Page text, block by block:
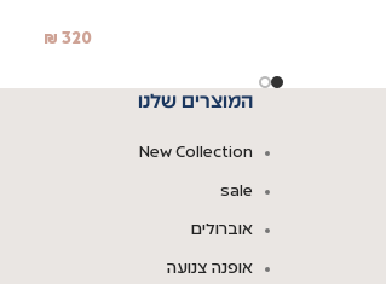
₪ 320
המוצרים שלנו
New Collection
sale
אוברולים
אופנה צנועה